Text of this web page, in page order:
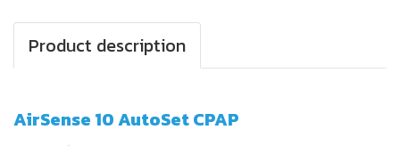
Product description
AirSense 10 AutoSet CPAP